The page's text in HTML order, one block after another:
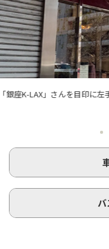
ゴリラクリニック銀座院は、
バ